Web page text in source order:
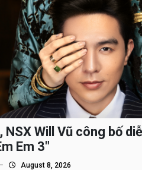
NSX Will Vũ công bố
Em 3″
August 8, 2026